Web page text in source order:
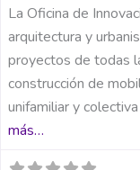
La Oficina de
arquitectura y
proyectos de todas
construcción de
unifamiliar y
más…